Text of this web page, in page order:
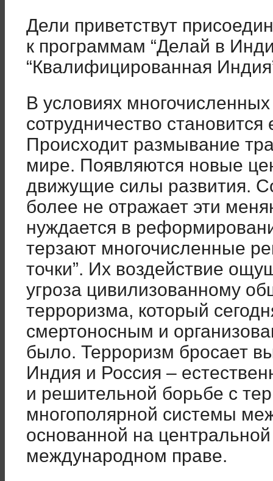
Дели приветствут
к программам “Делай в
“Квалифицированная
В условиях
сотрудничество
Происходит размывание
мире. Появляются новые
движущие силы развития.
более не отражает эти
нуждается в
терзают многочисленные
точки”. Их воздействие
угроза цивилизованному
терроризма, который
смертоносным и
было. Терроризм бросает
Индия и Россия –
и решительной борьбе с
многополярной системы
основанной на
международном праве.